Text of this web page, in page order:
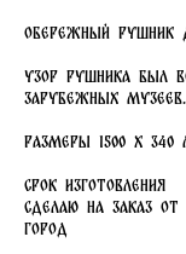
Обережный
Узор рушника был
зарубежных музеев.
Размеры 1500 х
Срок изготовления
Сделаю на заказ
город